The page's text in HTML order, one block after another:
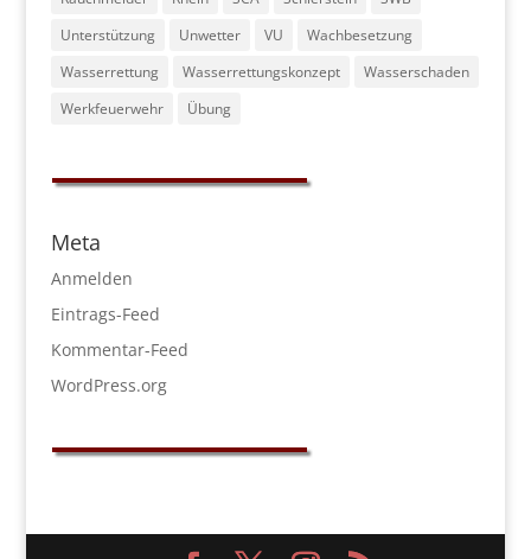
Unterstützung
Unwetter VU
Wachbesetzung
Wasserrettung
Wasserrettungskonzept
Wasserschaden
Werkfeuerwehr
Übung
Meta
Anmelden
Eintrags-Feed
Kommentar-Feed
WordPress.org